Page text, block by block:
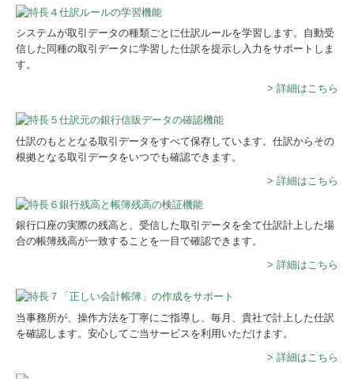
システムが取引データの種類ごとに仕訳ルールを学習します。自動受
信した同種の取引データに学習した仕訳を提示し入力をサポートしま
す。
> 詳細はこちら
仕訳のもととなる取引データをすべて保存しています。仕訳からその
根拠となる取引データをいつでも確認できます。
> 詳細はこちら
銀行口座の実際の残高と、受信した取引データを全て仕訳計上した場
合の帳簿残高が一致することを一目で確認できます。
> 詳細はこちら
当事務所が、操作方法を丁寧にご指導し、毎月、貴社で計上した仕訳
を確認します。安心してご当サービスを利用いただけます。
> 詳細はこちら